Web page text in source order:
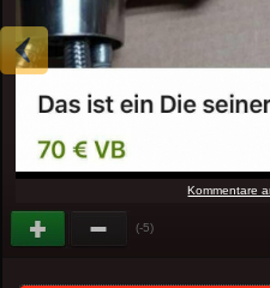
Kommentare
(-5)